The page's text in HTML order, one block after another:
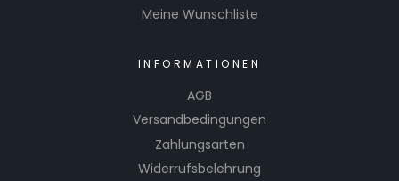
Meine Wunschliste
INFORMATIONEN
AGB
Versandbedingungen
Zahlungsarten
Widerrufsbelehrung